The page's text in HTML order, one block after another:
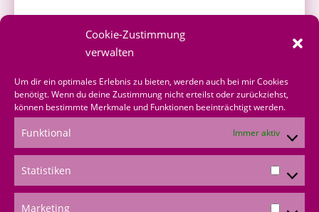
Cookie-Zustimmung
verwalten
Um dir ein optimales Erlebnis zu bieten, werden auch bei mir Cookies
benötigt. Wenn du deine Zustimmung nicht erteilst oder zurückziehst,
können bestimmte Merkmale und Funktionen beeinträchtigt werden.
Funktional Immer aktiv
Statistiken
Marketing
über mich bestellen
Shoppingvorteil
Bestellformular
*Produktempfehlungen
*Als Amazon-Partner verdiene ich an qualifizierten
Verkäufen